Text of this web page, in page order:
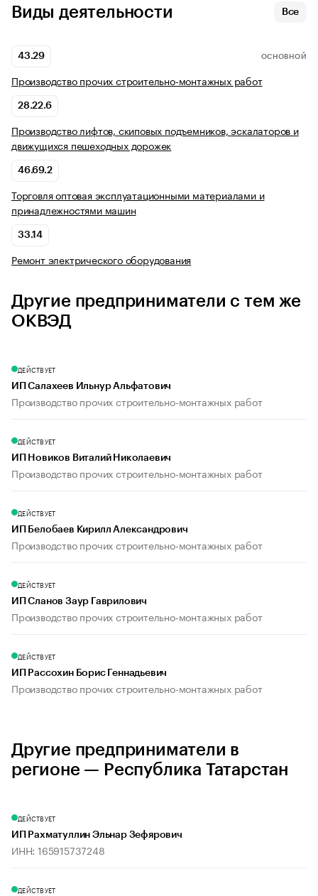
Виды деятельности Все
43.29 ОСНОВНОЙ
Производство прочих строительно-монтажных работ
28.22.6
Производство лифтов, скиповых подъемников, эскалаторов и
движущихся пешеходных дорожек
46.69.2
Торговля оптовая эксплуатационными материалами и
принадлежностями машин
33.14
Ремонт электрического оборудования
Другие предприниматели с тем же
ОКВЭД
ДЕЙСТВУЕТ
ИП Салахеев Ильнур Альфатович
Производство прочих строительно-монтажных работ
ДЕЙСТВУЕТ
ИП Новиков Виталий Николаевич
Производство прочих строительно-монтажных работ
ДЕЙСТВУЕТ
ИП Белобаев Кирилл Александрович
Производство прочих строительно-монтажных работ
ДЕЙСТВУЕТ
ИП Сланов Заур Гаврилович
Производство прочих строительно-монтажных работ
ДЕЙСТВУЕТ
ИП Рассохин Борис Геннадьевич
Производство прочих строительно-монтажных работ
Другие предприниматели в
регионе — Республика Татарстан
ДЕЙСТВУЕТ
ИП Рахматуллин Эльнар Зефярович
ИНН: 165915737248
ДЕЙСТВУЕТ